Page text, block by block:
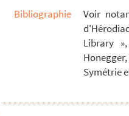
André (1853-1929)
(1842-1889)
(1861-1910)
Bibliographie
Voir
Library
Symétrie